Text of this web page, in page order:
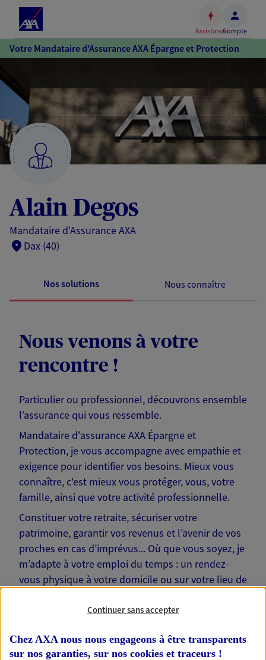
Accéder
au
Accéder
au
pied
de
page
AssistanceCompte
Votre Mandataire d'Assurance AXA Épargne et Protection
Alain Degos
Mandataire d'Assurance AXA
Dax (40)
Nos solutions Nous connaître
Nous venons à votre
rencontre !
Particulier ou professionnel, découvrons ensemble
l’assurance qui vous ressemble.
Mandataire d'assurance AXA Épargne et
Protection, je vous accompagne avec empathie et
exigence pour identifier vos besoins. Mieux vous
connaître, c'est mieux vous protéger, vous, votre
famille, ainsi que votre activité professionnelle.
Constituer votre retraite, sécuriser votre
patrimoine, garantir vos revenus et l’avenir de vos
proches en cas d’imprévus... Où que vous soyez, je
m’adapte à votre emploi du temps : un rendez-
vous physique à votre domicile ou sur votre lieu de
Continuer sans accepter
Chez AXA nous nous engageons à être transparents
sur nos garanties, sur nos cookies et traceurs !